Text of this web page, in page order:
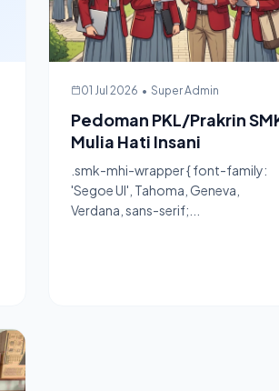
01 Jul 2026 • Super Admin
Pedoman PKL/Prakrin
Mulia Hati Insani
.smk-mhi-wrapper { font-family:
'Segoe UI', Tahoma, Geneva,
Verdana, sans-serif;...